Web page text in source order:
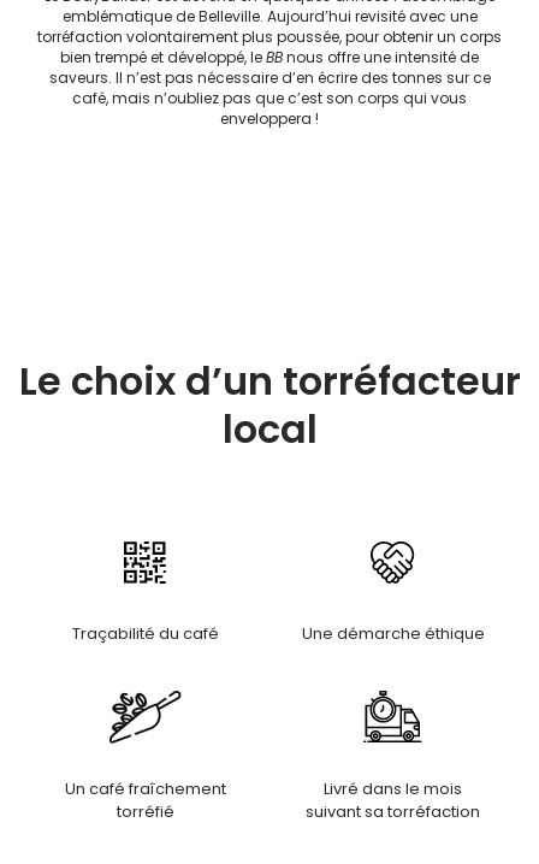
emblématique de Belleville. Aujourd’hui revisité avec une
torréfaction volontairement plus poussée, pour obtenir un corps
bien trempé et développé, leBBnous offre une intensité de
saveurs. Il n’est pas nécessaire d’en écrire des tonnes sur ce
café, mais n’oubliez pas que c’est son corps qui vous
enveloppera !
Le choix d’un torréfacteur
local
Traçabilité du café Une démarche éthique
Un café fraîchement
torréfié
Livré dans le mois
suivant sa torréfaction